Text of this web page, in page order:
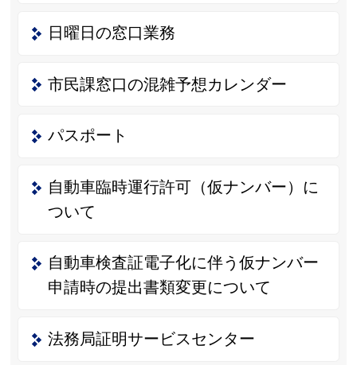
日曜日の窓口業務
市民課窓口の混雑予想カレンダー
パスポート
自動車臨時運行許可（仮ナンバー）に
ついて
自動車検査証電子化に伴う仮ナンバー
申請時の提出書類変更について
法務局証明サービスセンター